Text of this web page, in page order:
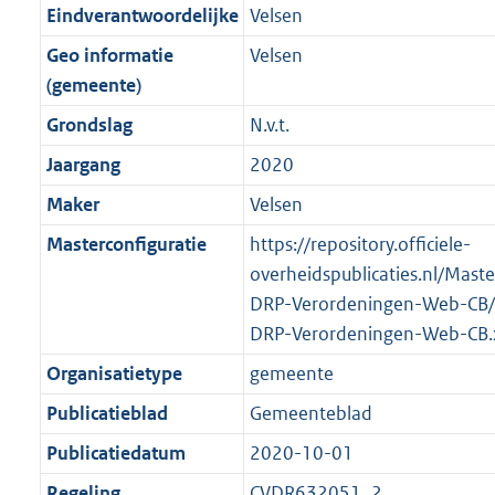
o
a
a
t
f
m
a
a
t
n
r
m
a
a
t
i
o
r
m
a
a
t
K
o
t
e
:
2
K
b
o
e
:
K
b
Eindverantwoordelijke Velsen
Geo informatie
(gemeente)
Velsen
Grondslag
N.v.t.
Jaargang
2020
Maker
Velsen
Masterconfiguratie
https://repository.officiele-
overheidspublicaties.nl/
DRP-Verordeningen-Web-
DRP-Verordeningen-Web-
Organisatietype
gemeente
Publicatieblad
Gemeenteblad
Publicatiedatum
2020-10-01